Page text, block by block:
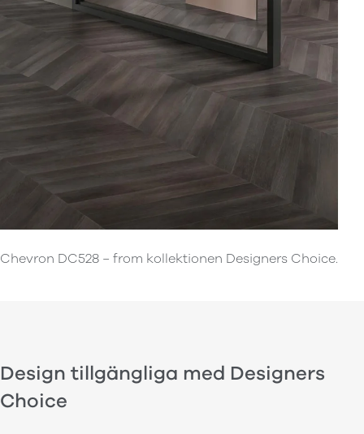
Chevron DC528 − from kollektionen Designers Choice.
Design tillgängliga med Designers
Choice